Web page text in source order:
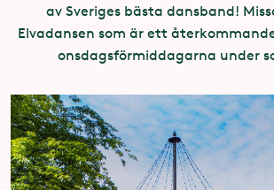
av Sveriges bästa dansband!
Elvadansen som är ett
onsdagsförmiddagarna under